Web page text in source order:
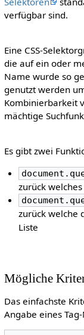
verfügbar sind.
Eine CSS-
die auf ein oder
Name wurde so
genutzt werden
Kombinierbarkeit
mächtige
Es gibt zwei
zurück
zurück welche
Liste
Mögliche
Das einfachste
Angabe eines